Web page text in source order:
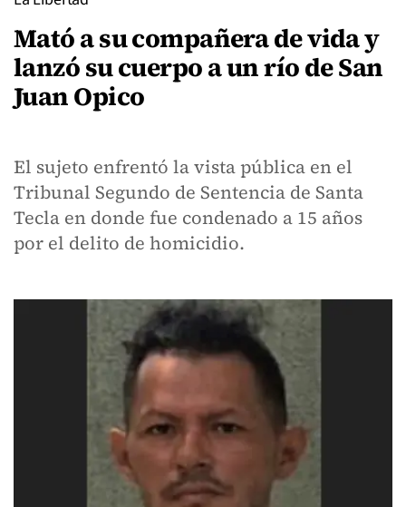
Mató a su compañera de vida y
lanzó su cuerpo a un río de San
Juan Opico
El sujeto enfrentó la vista pública en el
Tribunal Segundo de Sentencia de Santa
Tecla en donde fue condenado a 15 años
por el delito de homicidio.